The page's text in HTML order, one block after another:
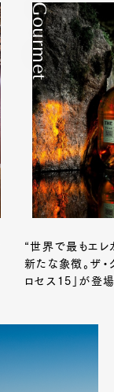
Gourmet
“世界で最もエレ
新たな象徴。ザ・
ロセス15」が登